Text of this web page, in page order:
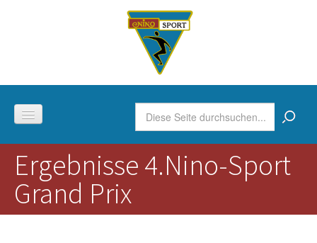
Suchformular
Boule
Gymnastik
Ergebnisse 4.Nino-Sport
Grand Prix